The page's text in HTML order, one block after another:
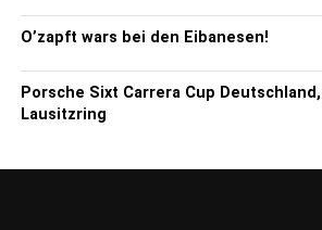
O’zapft wars bei den Eibanesen!
Porsche Sixt Carrera Cup
Lausitzring